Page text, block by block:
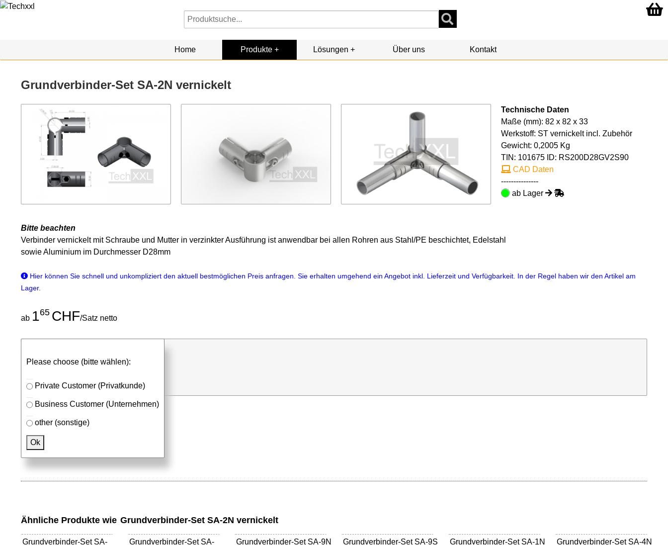
Home Produkte Lösungen Über uns Kontakt
Grundverbinder-Set SA-2N vernickelt
Technische Daten
Maße (mm): 82 x 82 x 33
Werkstoff: ST vernickelt incl. Zubehör
Gewicht: 0,2005 Kg
TIN: 101675 ID: RS200D28GV2S90
CAD Daten
---------------
ab Lager
Bitte beachten
Verbinder vernickelt mit Schraube und Mutter in verzinkter Ausführung ist anwendbar bei allen Rohren aus Stahl/PE beschichtet, Edelstahl
sowie Aluminium im Durchmesser D28mm
Hier können Sie schnell und unkompliziert den aktuell bestmöglichen Preis anfragen. Sie erhalten umgehend ein Angebot inkl. Lieferzeit und Verfügbarkeit. In der Regel haben wir den Artikel am
Lager.
ab 165 CHF/Satz netto
Please choose (bitte wählen):
Private Customer (Privatkunde)
Business Customer (Unternehmen)
other (sonstige)
Ok
⮮
Satz in Anfrageliste
Passendes Zubehör
Aluprofile
Ähnliche Produkte wie Grundverbinder-Set SA-2N vernickelt
Grundverbinder-Set SA-
Grundverbinder-Set SA-
Grundverbinder-Set SA-9N
Grundverbinder-Set SA-9S
Grundverbinder-Set SA-1N
Grundverbinder-Set SA-4N